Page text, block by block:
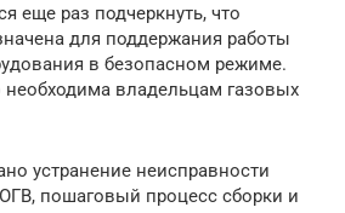
еще раз подчеркнуть, что
для поддержания работы
в безопасном режиме.
необходима владельцам газовых
устранение неисправности
пошаговый процесс сборки и